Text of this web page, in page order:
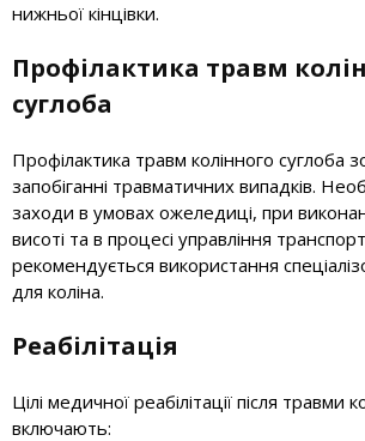
нижньої кінцівки.
Профілактика травм
суглоба
Профілактика травм колінного суглоба
запобіганні травматичних випадків.
заходи в умовах ожеледиці, при
висоті та в процесі управління
рекомендується використання
для коліна.
Реабілітація
Цілі медичної реабілітації після травми
включають: